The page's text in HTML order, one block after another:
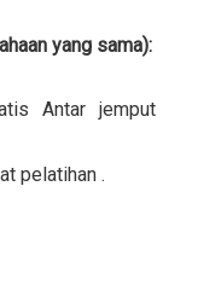
yang sama):
Antar jemput
pelatihan .